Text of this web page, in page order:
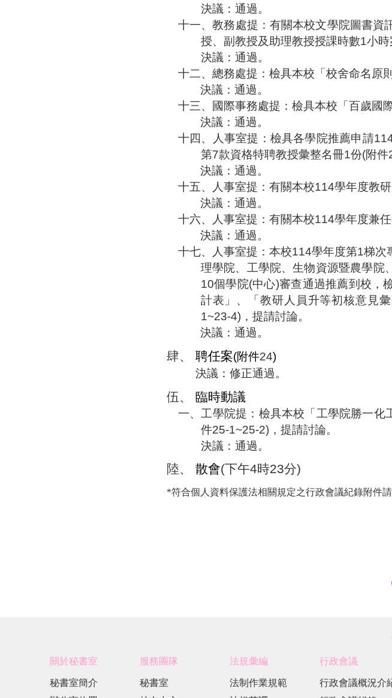
決議：通過。
十一、教務處提：有關本校文學院圖書資
授、副教授及助理教授授課時數1小時
決議：通過。
十二、 總務處提： 檢具本校「校舍命名原
決議：通過。
十三、
國際事務處提： 檢具本校「百歲國
決議：通過。
十四、
人事室提： 檢具各學院推薦申請
第7款資格特聘教授彙整名冊1份(附件
決議：通過。
十五、
人事室提：有關本校114學年度教
決議：通過。
十六、
人事室提：有關本校114學年度兼
決議：通過。
十七、
人事室提：本校114學年度第1梯次
理學院、工學院、生物資源暨農學院
10個學院(中心)審查通過推薦到校，
計表」、「教研人員升等初核意見
1~23-4) ，提請討論。
決議：通過。
肆、 聘任案(附件24)
決議：修正通過。
伍、 臨時動議
一、工學院提： 檢具本校「工學院勝一化
件25-1~25-2) ，提請討論。
決議：通過。
陸、 散會(下午4時23分)
*符合個人資料保護法相關規定之行政會議紀錄附件請
關於秘書室
秘書室簡介
服務團隊
秘書室
法規彙編
法制作業規範
行政會議
行政會議概況介